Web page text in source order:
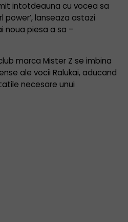
intotdeauna cu vocea sa
power’, lanseaza astazi
noua piesa a sa –
marca Mister Z se imbina
ale vocii Ralukai, aducand
necesare unui